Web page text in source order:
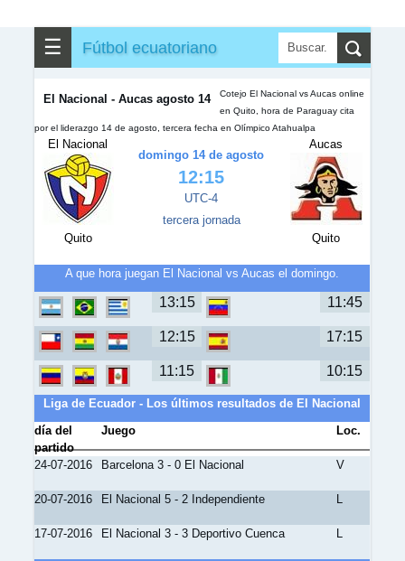
☰ Fútbol ecuatoriano
El Nacional - Aucas agosto 14
Cotejo El Nacional vs Aucas online
en Quito, hora de Paraguay cita
por el liderazgo 14 de agosto, tercera fecha en Olímpico Atahualpa
El Nacional
Quito
domingo 14 de agosto
12:15
UTC-4
tercera jornada
Aucas
Quito
A que hora juegan El Nacional vs Aucas el domingo.
13:15 11:45
12:15 17:15
11:15 10:15
Liga de Ecuador - Los últimos resultados de El Nacional
día del
partido
Juego Loc.
24-07-2016 Barcelona 3 - 0 El Nacional V
20-07-2016 El Nacional 5 - 2 Independiente L
17-07-2016 El Nacional 3 - 3 Deportivo Cuenca L